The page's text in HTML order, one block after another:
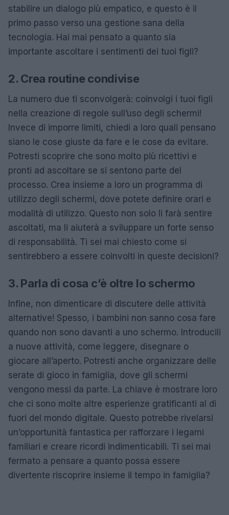
stabilire un dialogo più empatico, e questo è il
primo passo verso una gestione sana della
tecnologia. Hai mai pensato a quanto sia
importante ascoltare i sentimenti dei tuoi figli?
2. Crea routine condivise
La numero due ti sconvolgerà: coinvolgi i tuoi figli
nella creazione di regole sull’uso degli schermi!
Invece di imporre limiti, chiedi a loro quali pensano
siano le cose giuste da fare e le cose da evitare.
Potresti scoprire che sono molto più ricettivi e
pronti ad ascoltare se si sentono parte del
processo. Crea insieme a loro un programma di
utilizzo degli schermi, dove potete definire orari e
modalità di utilizzo. Questo non solo li farà sentire
ascoltati, ma li aiuterà a sviluppare un forte senso
di responsabilità. Ti sei mai chiesto come si
sentirebbero a essere coinvolti in queste decisioni?
3. Parla di cosa c’è oltre lo schermo
Infine, non dimenticare di discutere delle attività
alternative! Spesso, i bambini non sanno cosa fare
quando non sono davanti a uno schermo. Introducili
a nuove attività, come leggere, disegnare o
giocare all’aperto. Potresti anche organizzare delle
serate di gioco in famiglia, dove gli schermi
vengono messi da parte. La chiave è mostrare loro
che ci sono molte altre esperienze gratificanti al di
fuori del mondo digitale. Questo potrebbe rivelarsi
un’opportunità fantastica per rafforzare i legami
familiari e creare ricordi indimenticabili. Ti sei mai
fermato a pensare a quanto possa essere
divertente riscoprire insieme il tempo in famiglia?